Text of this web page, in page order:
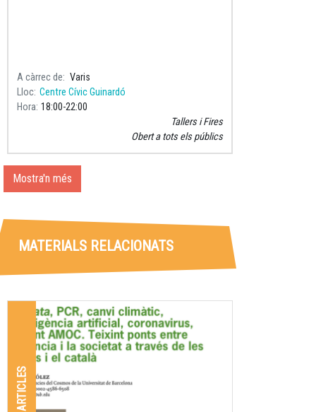
A càrrec de
Varis
Lloc Centre Cívic Guinardó
Hora 18:00 22:00
Tallers i Fires
Obert a tots els públics
Mostra'n més
MATERIALS RELACIONATS
ARTICLES